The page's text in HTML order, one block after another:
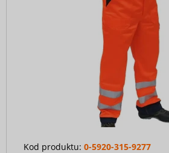
Kod produktu: 0-5920-315-9277